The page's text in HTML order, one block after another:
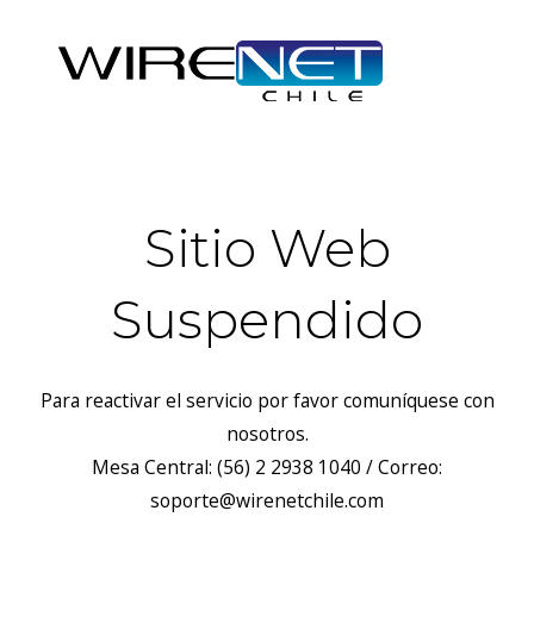
Sitio Web
Suspendido
Para reactivar el servicio por favor comuníquese con
nosotros.
Mesa Central: (56) 2 2938 1040 / Correo:
soporte@wirenetchile.com